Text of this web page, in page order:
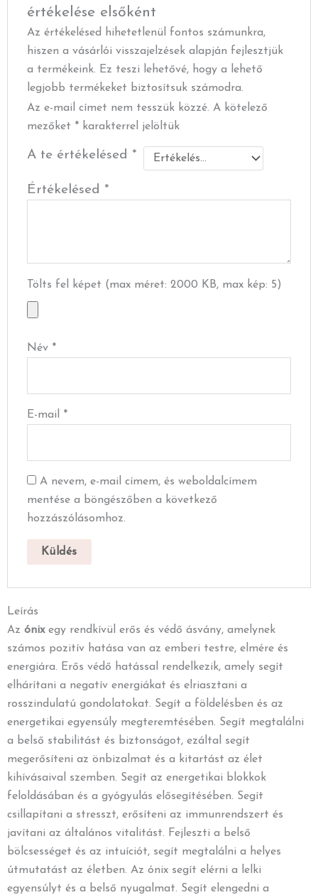
értékelése elsőként
Az értékelésed hihetetlenül fontos számunkra,
hiszen a vásárlói visszajelzések alapján fejlesztjük
a termékeink. Ez teszi lehetővé, hogy a lehető
legjobb termékeket biztosítsuk számodra.
Az e-mail címet nem tesszük közzé. A kötelező
mezőket *karakterrel jelöltük
A te értékelésed *
Értékelésed *
Tölts fel képet (max méret: 2000 KB, max kép: 5)
Név *
E-mail *
A nevem, e-mail címem, és weboldalcímem
mentése a böngészőben a következő
hozzászólásomhoz.
Leírás
Az ónixegy rendkívül erős és védő ásvány, amelynek
számos pozitív hatása van az emberi testre, elmére és
energiára. Erős védő hatással rendelkezik, amely segít
elhárítani a negatív energiákat és elriasztani a
rosszindulatú gondolatokat. Segít a földelésben és az
energetikai egyensúly megteremtésében. Segít megtalálni
a belső stabilitást és biztonságot, ezáltal segít
megerősíteni az önbizalmat és a kitartást az élet
kihívásaival szemben. Segít az energetikai blokkok
feloldásában és a gyógyulás elősegítésében. Segít
csillapítani a stresszt, erősíteni az immunrendszert és
javítani az általános vitalitást. Fejleszti a belső
bölcsességet és az intuíciót, segít megtalálni a helyes
útmutatást az életben. Az ónix segít elérni a lelki
egyensúlyt és a belső nyugalmat. Segít elengedni a